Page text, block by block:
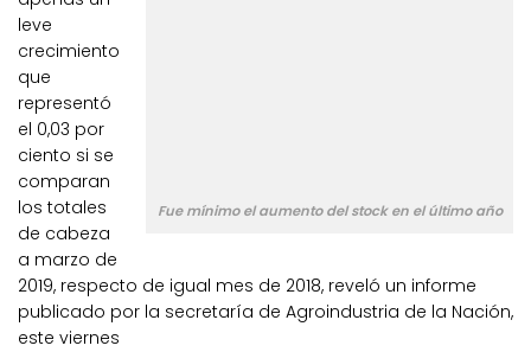
Fue mínimo el aumento del stock en el último año
leve
crecimiento
que
representó
el 0,03 por
ciento si se
comparan
los totales
de cabeza
a marzo de
2019, respecto de igual mes de 2018, reveló un informe
publicado por la secretaría de Agroindustria de la Nación,
este viernes